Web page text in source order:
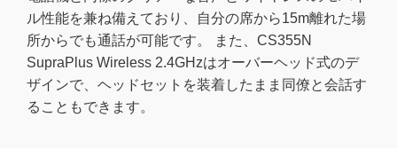
ル性能を兼ね備えており、自分の席から15m離れた場
所からでも通話が可能です。 また、CS355N
SupraPlus Wireless 2.4GHzはオーバーヘッド式のデ
ザインで、ヘッドセットを装着したまま同僚と会話す
ることもできます。